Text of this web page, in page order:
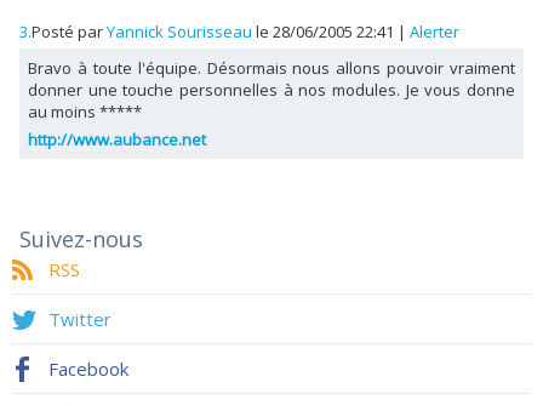
3.Posté parYannick Sourisseau le 28/06/2005 22:41 | Alerter
Bravo à toute l'équipe. Désormais nous allons pouvoir vraiment
donner une touche personnelles à nos modules. Je vous donne
au moins *****
http://www.aubance.net
Suivez-nous
RSS
Twitter
Facebook